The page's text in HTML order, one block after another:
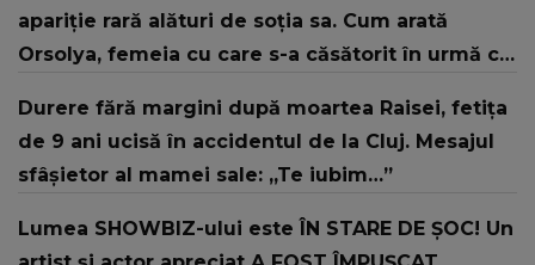
apariție rară alături de soția sa. Cum arată
Orsolya, femeia cu care s-a căsătorit în urmă cu
Durere fără margini după moartea Raisei, fetița
de 9 ani ucisă în accidentul de la Cluj. Mesajul
sfâșietor al mamei sale: „Te iubim…”
Lumea SHOWBIZ-ului este ÎN STARE DE ȘOC! Un